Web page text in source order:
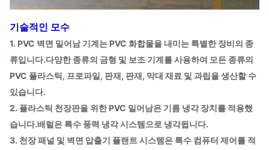
기술적인 모수
1. PVC 벽면 밀어남 기계는 PVC 화합물을 내미는 특별한 장비의 종
류입니다.다양한 종류의 금형 및 보조 기계를 사용하여 모든 종류의
PVC 플라스틱, 프로파일, 판재, 판재, 막대 재료 및 과립을 생산할 수
있습니다.
2. 플라스틱 천장판을 위한 PVC 밀어남은 기름 냉각 장치를 적용했
습니다.배럴은 특수 풍력 냉각 시스템으로 냉각됩니다.
3. 천장 패널 및 벽면 압출기 플랜트 시스템은 특수 컴퓨터 제어를 적